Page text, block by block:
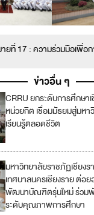
ายที่ 17 : ความร่วมมือเพื่
ข่าวอื่น ๆ
CRRU ยกระดับการศึกษา
หน่วยกิต เชื่อมมัธยมสู่มหา
เรียนรู้ตลอดชีวิต
มหาวิทยาลัยราชภัฏเชียง
เทศบาลนครเชียงราย ต่อ
พัฒนาบัณฑิตรุ่นใหม่ ร่วม
ระดับคุณภาพการศึกษา